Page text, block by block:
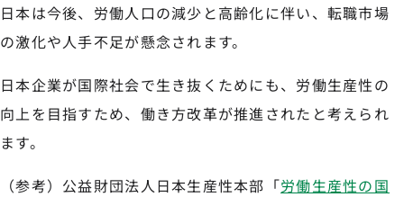
日本は今後、労働人口の減少と高齢化に伴い、転職市場
の激化や人手不足が懸念されます。
日本企業が国際社会で生き抜くためにも、労働生産性の
向上を目指すため、働き方改革が推進されたと考えられ
ます。
（参考）公益財団法人日本生産性本部「労働生産性の国